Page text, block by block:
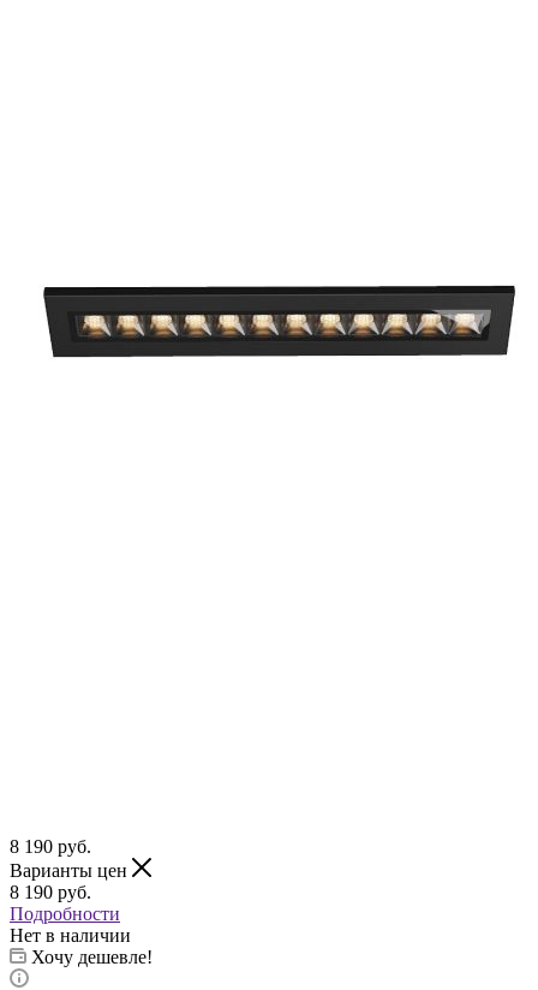
8 190 руб.
Варианты цен
8 190 руб.
Подробности
Нет в наличии
Хочу дешевле!